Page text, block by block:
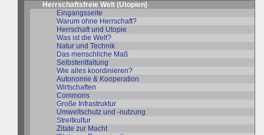
Herrschaftsfreie Welt (Utopien)
Eingangsseite
Warum ohne Herrschaft?
Herrschaft und Utopie
Was ist die Welt?
Natur und Technik
Das menschliche Maß
Selbstentfaltung
Wie alles koordinieren?
Autonomie & Kooperation
Wirtschaften
Commons
Große Infrastruktur
Umweltschutz und -nutzung
Streitkultur
Zitate zur Macht